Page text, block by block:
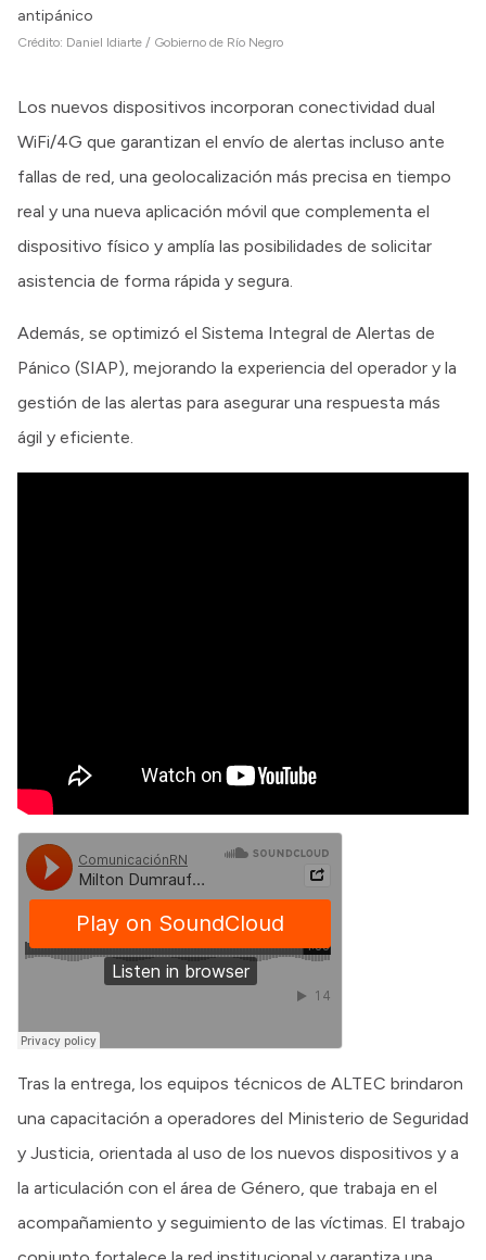
antipánico
Crédito: Daniel Idiarte / Gobierno de Río Negro
Los nuevos dispositivos incorporan conectividad dual
WiFi/4G que garantizan el envío de alertas incluso ante
fallas de red, una geolocalización más precisa en tiempo
real y una nueva aplicación móvil que complementa el
dispositivo físico y amplía las posibilidades de solicitar
asistencia de forma rápida y segura.
Además, se optimizó el Sistema Integral de Alertas de
Pánico (SIAP), mejorando la experiencia del operador y la
gestión de las alertas para asegurar una respuesta más
ágil y eficiente.
Tras la entrega, los equipos técnicos de ALTEC brindaron
una capacitación a operadores del Ministerio de Seguridad
y Justicia, orientada al uso de los nuevos dispositivos y a
la articulación con el área de Género, que trabaja en el
acompañamiento y seguimiento de las víctimas. El trabajo